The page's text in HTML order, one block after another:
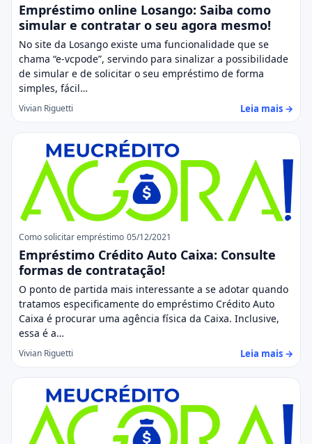
Empréstimo online Losango: Saiba como
simular e contratar o seu agora mesmo!
No site da Losango existe uma funcionalidade que se
chama “e-vcpode”, servindo para sinalizar a possibilidade
de simular e de solicitar o seu empréstimo de forma
simples, fácil…
Vivian Riguetti Leia mais →
Como solicitar empréstimo 05/12/2021
Empréstimo Crédito Auto Caixa: Consulte
formas de contratação!
O ponto de partida mais interessante a se adotar quando
tratamos especificamente do empréstimo Crédito Auto
Caixa é procurar uma agência física da Caixa. Inclusive,
essa é a…
Vivian Riguetti Leia mais →